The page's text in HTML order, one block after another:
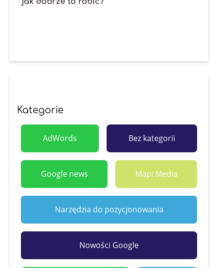
Kategorie
AdWords Bez kategorii
Google news Mapi Media
Narzędzia do pozycjonowania
Nowości Google